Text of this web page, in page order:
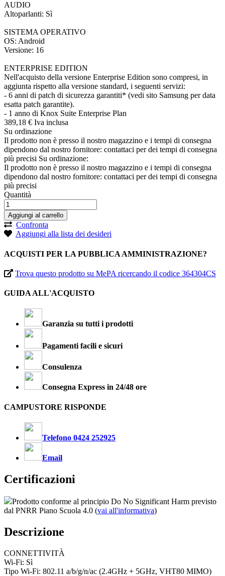
AUDIO
Altoparlanti: Sì
SISTEMA OPERATIVO
OS: Android
Versione: 16
ENTERPRISE EDITION
Nell'acquisto della versione Enterprise Edition sono compresi, in
aggiunta rispetto alla versione standard, i seguenti servizi:
- 6 anni di patch di sicurezza garantiti* (vedi sito Samsung per data
esatta patch garantite).
- 1 anno di Knox Suite Enterprise Plan
389,18 € Iva inclusa
Su ordinazione
Il prodotto non è presso il nostro magazzino e i tempi di consegna
dipendono dal nostro fornitore: contattaci per dei tempi di consegna
più precisi Su ordinazione:
Il prodotto non è presso il nostro magazzino e i tempi di consegna
dipendono dal nostro fornitore: contattaci per dei tempi di consegna
più precisi
Quantità
Aggiungi al carrello
Confronta
Aggiungi alla lista dei desideri
ACQUISTI PER LA PUBBLICA AMMINISTRAZIONE?
Trova questo prodotto su MePA ricercando il codice 364304CS
GUIDA ALL'ACQUISTO
Garanzia su tutti i prodotti
Pagamenti facili e sicuri
Consulenza
Consegna Express in 24/48 ore
CAMPUSTORE RISPONDE
Telefono 0424 252925
Email
Certificazioni
Prodotto conforme al principio Do No Significant Harm previsto
dal PNRR Piano Scuola 4.0 (vai all'informativa)
Descrizione
CONNETTIVITÀ
Wi-Fi: Sì
Tipo Wi-Fi: 802.11 a/b/g/n/ac (2.4GHz + 5GHz, VHT80 MIMO)